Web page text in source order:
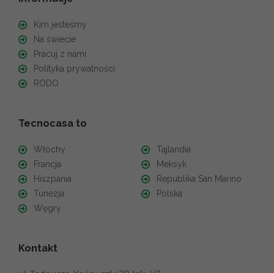
Kim jesteśmy
Na świecie
Pracuj z nami
Polityka prywatności
RODO
Tecnocasa to
Włochy
Francja
Hiszpania
Tunezja
Węgry
Tajlandia
Meksyk
Republika San Marino
Polska
Kontakt